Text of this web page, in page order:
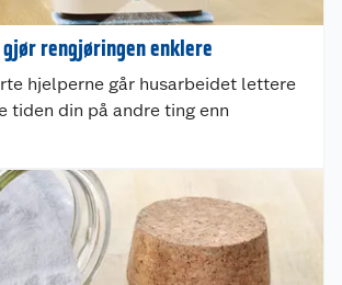
rengjøringen enklere
hjelperne går husarbeidet lettere
tiden din på andre ting enn